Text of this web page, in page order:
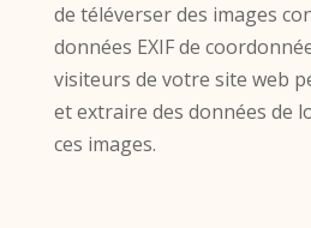
de téléverser des images
données EXIF de
visiteurs de votre site web
et extraire des données de
ces images.